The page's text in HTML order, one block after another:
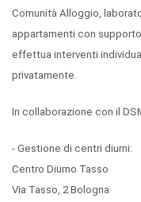
Comunità Alloggio,
appartamenti con
effettua interventi
privatamente.
In collaborazione con il
- Gestione di centri diurni:
Centro Diurno Tasso
Via Tasso, 2 Bologna